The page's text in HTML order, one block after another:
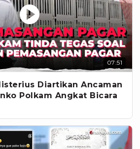
07:51
Diartikan Ancaman
Polkam Angkat Bicara